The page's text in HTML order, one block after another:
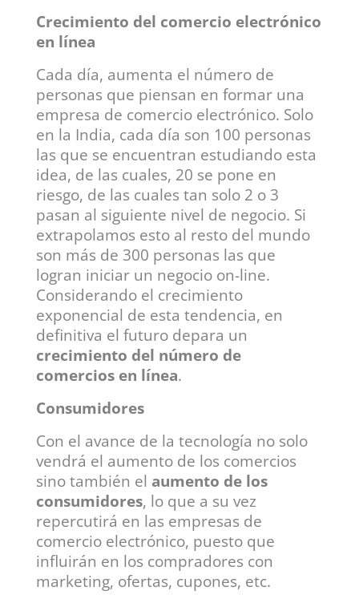
Crecimiento del comercio electrónico
en línea
Cada día, aumenta el número de
personas que piensan en formar una
empresa de comercio electrónico. Solo
en la India, cada día son 100 personas
las que se encuentran estudiando esta
idea, de las cuales, 20 se pone en
riesgo, de las cuales tan solo 2 o 3
pasan al siguiente nivel de negocio. Si
extrapolamos esto al resto del mundo
son más de 300 personas las que
logran iniciar un negocio on-line.
Considerando el crecimiento
exponencial de esta tendencia, en
definitiva el futuro depara un
crecimiento del número de
comercios en línea.
Consumidores
Con el avance de la tecnología no solo
vendrá el aumento de los comercios
sino también el aumento de los
consumidores, lo que a su vez
repercutirá en las empresas de
comercio electrónico, puesto que
influirán en los compradores con
marketing, ofertas, cupones, etc.